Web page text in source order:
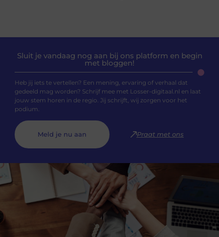
Sluit je vandaag nog aan bij ons platform en begin
met bloggen!
Heb jij iets te vertellen? Een mening, ervaring of verhaal dat
gedeeld mag worden? Schrijf mee met Losser-digitaal.nl en laat
jouw stem horen in de regio. Jij schrijft, wij zorgen voor het
podium.
Meld je nu aan Praat met ons